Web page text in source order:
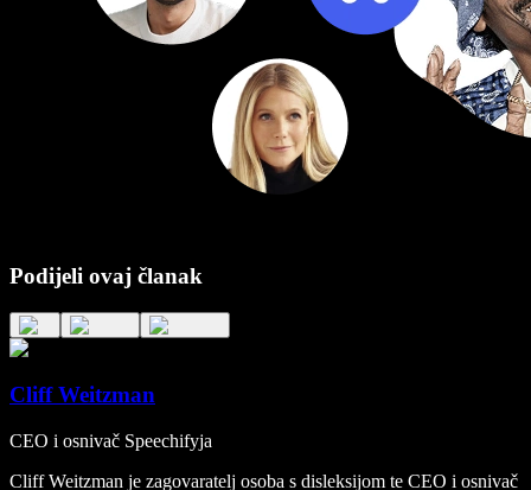
Podijeli ovaj članak
Cliff Weitzman
CEO i osnivač Speechifyja
Cliff Weitzman je zagovaratelj osoba s disleksijom te CEO i osnivač